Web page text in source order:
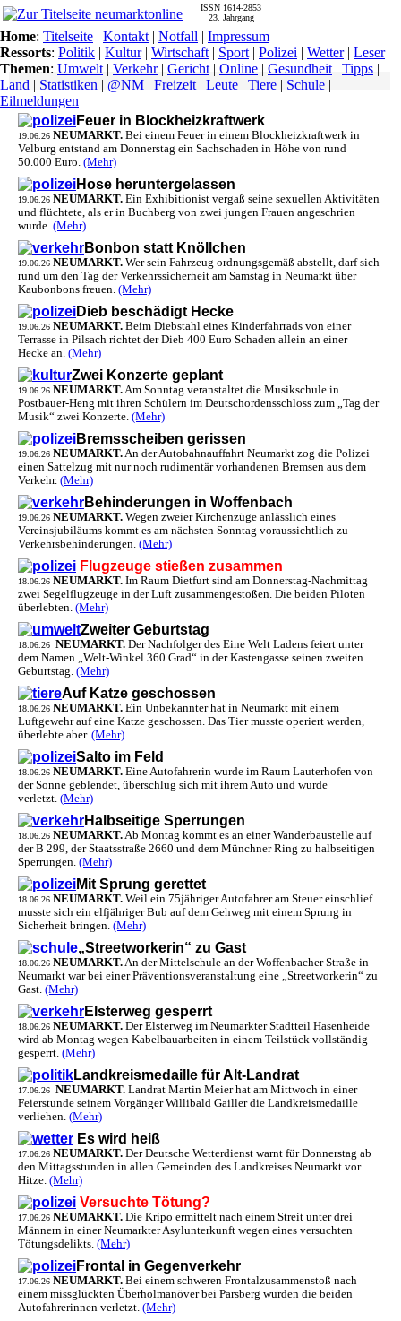
Feuer in Blockheizkraftwerk
19.06.26 NEUMARKT. Bei einem Feuer in einem Blockheizkraftwerk in
Velburg entstand am Donnerstag ein Sachschaden in Höhe von rund
50.000 Euro. (Mehr)
Hose heruntergelassen
19.06.26 NEUMARKT. Ein Exhibitionist vergaß seine sexuellen Aktivitäten
und flüchtete, als er in Buchberg von zwei jungen Frauen angeschrien
wurde. (Mehr)
Bonbon statt Knöllchen
19.06.26 NEUMARKT. Wer sein Fahrzeug ordnungsgemäß abstellt, darf sich
rund um den Tag der Verkehrssicherheit am Samstag in Neumarkt über
Kaubonbons freuen. (Mehr)
Dieb beschädigt Hecke
19.06.26 NEUMARKT. Beim Diebstahl eines Kinderfahrrads von einer
Terrasse in Pilsach richtet der Dieb 400 Euro Schaden allein an einer
Hecke an. (Mehr)
Zwei Konzerte geplant
19.06.26 NEUMARKT.Am Sonntag veranstaltet die Musikschule in
Postbauer-Heng mit ihren Schülern im Deutschordensschloss zum „Tag der
Musik“ zwei Konzerte. (Mehr)
Bremsscheiben gerissen
19.06.26 NEUMARKT.An der Autobahnauffahrt Neumarkt zog die Polizei
einen Sattelzug mit nur noch rudimentär vorhandenen Bremsen aus dem
Verkehr. (Mehr)
Behinderungen in Woffenbach
19.06.26 NEUMARKT. Wegen zweier Kirchenzüge anlässlich eines
Vereinsjubiläums kommt es am nächsten Sonntag voraussichtlich zu
Verkehrsbehinderungen. (Mehr)
Flugzeuge stießen zusammen
18.06.26 NEUMARKT. Im Raum Dietfurt sind am Donnerstag-Nachmittag
zwei Segelflugzeuge in der Luft zusammengestoßen. Die beiden Piloten
überlebten. (Mehr)
Zweiter Geburtstag
18.06.26 NEUMARKT. Der Nachfolger des Eine Welt Ladens feiert unter
dem Namen „Welt-Winkel 360 Grad“ in der Kastengasse seinen zweiten
Geburtstag. (Mehr)
Auf Katze geschossen
18.06.26 NEUMARKT. Ein Unbekannter hat in Neumarkt mit einem
Luftgewehr auf eine Katze geschossen. Das Tier musste operiert werden,
überlebte aber. (Mehr)
Salto im Feld
18.06.26 NEUMARKT. Eine Autofahrerin wurde im Raum Lauterhofen von
der Sonne geblendet, überschlug sich mit ihrem Auto und wurde
verletzt. (Mehr)
Halbseitige Sperrungen
18.06.26 NEUMARKT.Ab Montag kommt es an einer Wanderbaustelle auf
der B 299, der Staatsstraße 2660 und dem Münchner Ring zu halbseitigen
Sperrungen. (Mehr)
Mit Sprung gerettet
18.06.26 NEUMARKT. Weil ein 75jähriger Autofahrer am Steuer einschlief
musste sich ein elfjähriger Bub auf dem Gehweg mit einem Sprung in
Sicherheit bringen. (Mehr)
„Streetworkerin“ zu Gast
18.06.26 NEUMARKT.An der Mittelschule an der Woffenbacher Straße in
Neumarkt war bei einer Präventionsveranstaltung eine „Streetworkerin“ zu
Gast. (Mehr)
Elsterweg gesperrt
18.06.26 NEUMARKT. Der Elsterweg im Neumarkter Stadtteil Hasenheide
wird ab Montag wegen Kabelbauarbeiten in einem Teilstück vollständig
gesperrt. (Mehr)
Landkreismedaille für Alt-Landrat
17.06.26 NEUMARKT. Landrat Martin Meier hat am Mittwoch in einer
Feierstunde seinem Vorgänger Willibald Gailler die Landkreismedaille
verliehen. (Mehr)
Es wird heiß
17.06.26 NEUMARKT. Der Deutsche Wetterdienst warnt für Donnerstag ab
den Mittagsstunden in allen Gemeinden des Landkreises Neumarkt vor
Hitze. (Mehr)
Versuchte Tötung?
17.06.26 NEUMARKT. Die Kripo ermittelt nach einem Streit unter drei
Männern in einer Neumarkter Asylunterkunft wegen eines versuchten
Tötungsdelikts. (Mehr)
Frontal in Gegenverkehr
17.06.26 NEUMARKT. Bei einem schweren Frontalzusammenstoß nach
einem missglückten Überholmanöver bei Parsberg wurden die beiden
Autofahrerinnen verletzt. (Mehr)
ISSN 1614-2853
23. Jahrgang
Home: Titelseite | Kontakt | Notfall | Impressum
Ressorts: Politik | Kultur| Wirtschaft | Sport | Polizei | Wetter| Leser
Themen: Umwelt | Verkehr| Gericht | Online | Gesundheit | Tipps |
Land | Statistiken | @NM | Freizeit | Leute | Tiere | Schule |
Eilmeldungen